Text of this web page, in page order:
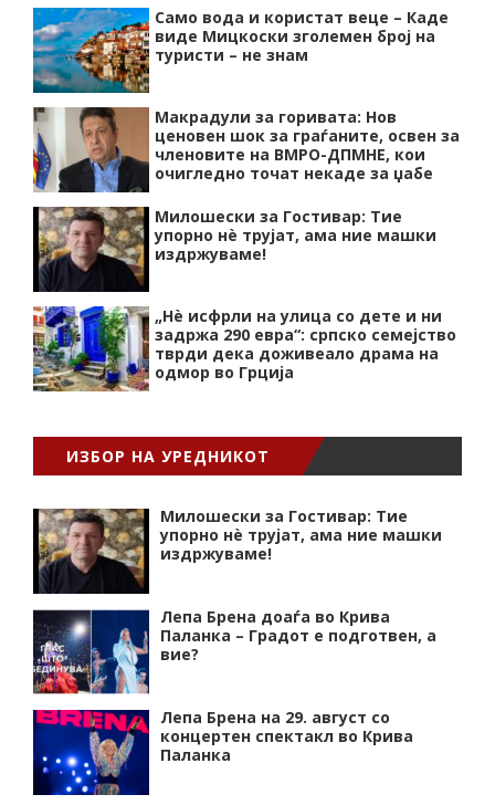
Само вода и користат веце – Каде
виде Мицкоски зголемен број на
туристи – не знам
Макрадули за горивата: Нов
ценовен шок за граѓаните, освен за
членовите на ВМРО-ДПМНЕ, кои
очигледно точат некаде за џабе
Милошески за Гостивар: Тие
упорно нѐ трујат, ама ние машки
издржуваме!
„Нѐ исфрли на улица со дете и ни
задржа 290 евра“: српско семејство
тврди дека доживеало драма на
одмор во Грција
ИЗБОР НА УРЕДНИКОТ
Милошески за Гостивар: Тие
упорно нѐ трујат, ама ние машки
издржуваме!
Лепа Брена доаѓа во Крива
Паланка – Градот е подготвен, а
вие?
Лепа Брена на 29. август со
концертен спектакл во Крива
Паланка